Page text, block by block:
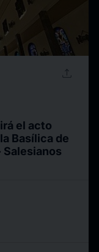
upload
el acto
Basílica de
Salesianos